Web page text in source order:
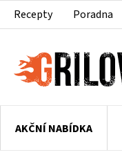
PřejítRecepty Poradna
AKČNÍ NABÍDKA